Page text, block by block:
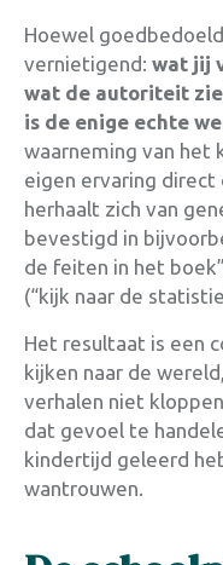
Hoewel
vernietigend: wat jij
wat de autoriteit
is de enige echte
waarneming van het
eigen ervaring
herhaalt zich van
bevestigd in
de feiten in het
(“kijk naar de
Het resultaat is een
kijken naar de
verhalen niet
dat gevoel te
kindertijd geleerd
wantrouwen.